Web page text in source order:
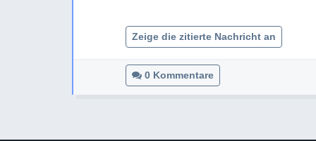
Zeige die zitierte Nachricht an
0 Kommentare